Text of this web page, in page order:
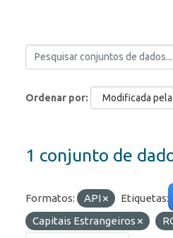
Ordenar por
1 conjunto de
Formatos: API Etiquetas:
Capitais Estrangeiros